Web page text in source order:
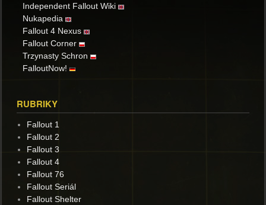
Independent Fallout Wiki
Nukapedia
Fallout 4 Nexus
Fallout Corner
Trzynasty Schron
FalloutNow!
RUBRIKY
Fallout 1
Fallout 2
Fallout 3
Fallout 4
Fallout 76
Fallout Seriál
Fallout Shelter